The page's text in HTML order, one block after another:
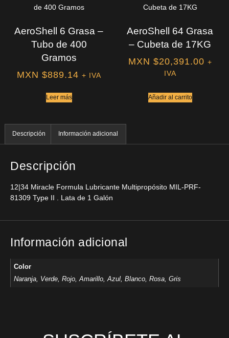
AeroShell 6 Grasa –
Tubo de 400
Gramos
MXN $889.14 + IVA
Leer más
AeroShell 64 Grasa
– Cubeta de 17KG
MXN $20,391.00 +
IVA
Añadir al carrito
Descripción Información adicional
Descripción
12|34 Miracle Formula Lubricante Multipropósito MIL-PRF-
81309 Type II . Lata de 1 Galón
Información adicional
Color
Naranja, Verde, Rojo, Amarillo, Azul, Blanco, Rosa, Gris